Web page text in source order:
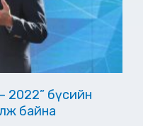
2022” бүсийн
байна